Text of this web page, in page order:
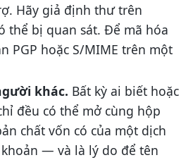
Hãy giả định thư trên
thể bị quan sát. Để mã hóa
PGP hoặc S/MIME trên một
khác. Bất kỳ ai biết hoặc
đều có thể mở cùng hộp
chất vốn có của một dịch
— và là lý do để tên